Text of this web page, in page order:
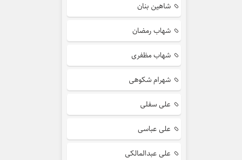
شاهین بنان
شهاب رمضان
شهاب مظفری
شهرام شکوهی
علی سفلی
علی عباسی
علی عبدالمالکی